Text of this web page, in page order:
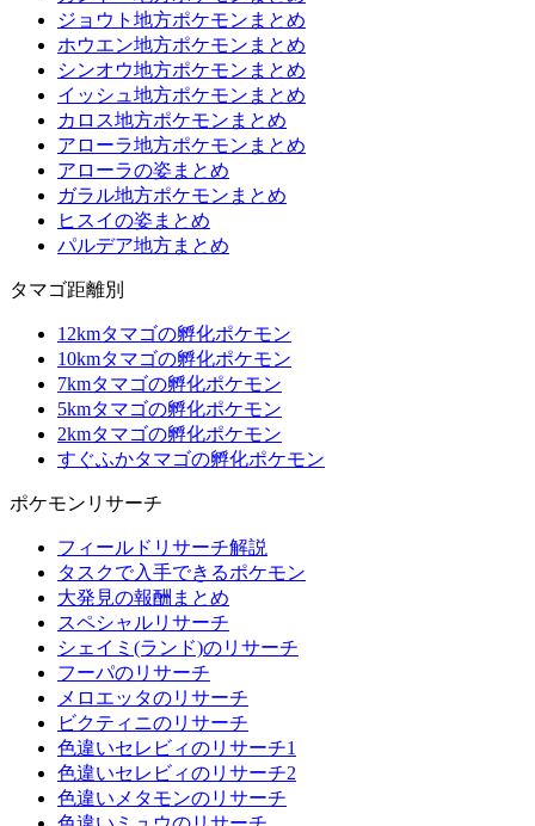
ジョウト地方ポケモンまとめ
ホウエン地方ポケモンまとめ
シンオウ地方ポケモンまとめ
イッシュ地方ポケモンまとめ
カロス地方ポケモンまとめ
アローラ地方ポケモンまとめ
アローラの姿まとめ
ガラル地方ポケモンまとめ
ヒスイの姿まとめ
パルデア地方まとめ
タマゴ距離別
12kmタマゴの孵化ポケモン
10kmタマゴの孵化ポケモン
7kmタマゴの孵化ポケモン
5kmタマゴの孵化ポケモン
2kmタマゴの孵化ポケモン
すぐふかタマゴの孵化ポケモン
ポケモンリサーチ
フィールドリサーチ解説
タスクで入手できるポケモン
大発見の報酬まとめ
スペシャルリサーチ
シェイミ(ランド)のリサーチ
フーパのリサーチ
メロエッタのリサーチ
ビクティニのリサーチ
色違いセレビィのリサーチ1
色違いセレビィのリサーチ2
色違いメタモンのリサーチ